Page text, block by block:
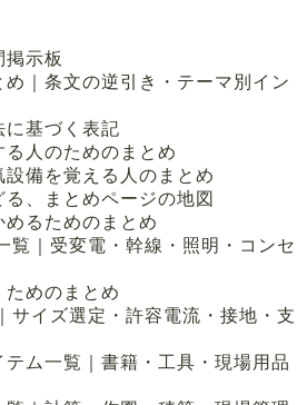
示板
｜条文の逆引き・テーマ別イン
に基づく表記
人のためのまとめ
備を覚える人のまとめ
、まとめページの地図
るためのまとめ
覧｜受変電・幹線・照明・コンセ
めのまとめ
サイズ選定・許容電流・接地・支
ム一覧｜書籍・工具・現場用品